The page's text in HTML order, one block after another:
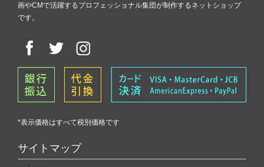
画やCMで活躍するプロフェッショナル集団が制作するネットショップ
です。
*表示価格はすべて税別価格です
サイトマップ